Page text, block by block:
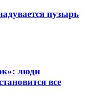
пузырь
люди
все